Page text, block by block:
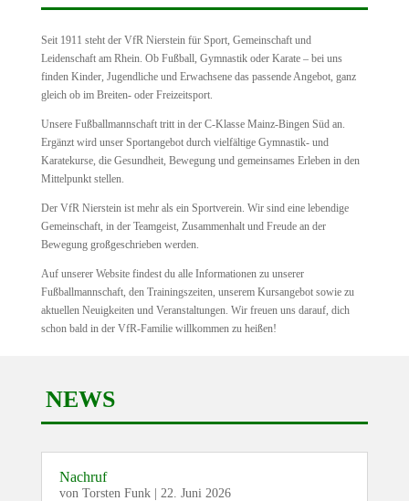
Seit 1911 steht der VfR Nierstein für Sport, Gemeinschaft und
Leidenschaft am Rhein. Ob Fußball, Gymnastik oder Karate – bei uns
finden Kinder, Jugendliche und Erwachsene das passende Angebot, ganz
gleich ob im Breiten- oder Freizeitsport.
Unsere Fußballmannschaft tritt in der C-Klasse Mainz-Bingen Süd an.
Ergänzt wird unser Sportangebot durch vielfältige Gymnastik- und
Karatekurse, die Gesundheit, Bewegung und gemeinsames Erleben in den
Mittelpunkt stellen.
Der VfR Nierstein ist mehr als ein Sportverein. Wir sind eine lebendige
Gemeinschaft, in der Teamgeist, Zusammenhalt und Freude an der
Bewegung großgeschrieben werden.
Auf unserer Website findest du alle Informationen zu unserer
Fußballmannschaft, den Trainingszeiten, unserem Kursangebot sowie zu
aktuellen Neuigkeiten und Veranstaltungen. Wir freuen uns darauf, dich
schon bald in der VfR-Familie willkommen zu heißen!
NEWS
Nachruf
von Torsten Funk| 22. Juni 2026